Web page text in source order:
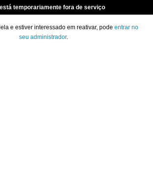
temporariamente fora de serviço
e estiver interessado em reativar, pode entrar no
seu administrador.